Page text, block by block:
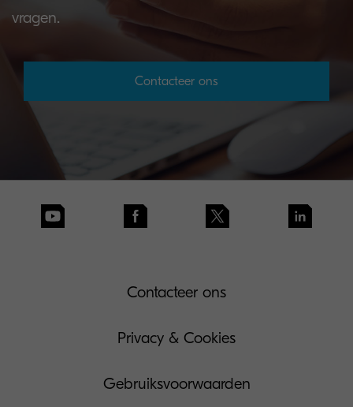
vragen.
Contacteer ons
Contacteer ons
Privacy & Cookies
Gebruiksvoorwaarden